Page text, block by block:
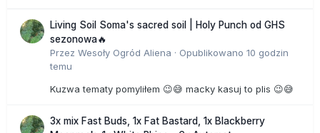
Living Soil Soma's sacred soil | Holy Punch od GHS
sezonowa🔥
Przez Wesoły Ogród Aliena · Opublikowano 10 godzin
temu
Kuzwa tematy pomyliłem 😉😅 macky kasuj to plis 😉😅
3x mix Fast Buds, 1x Fat Bastard, 1x Blackberry